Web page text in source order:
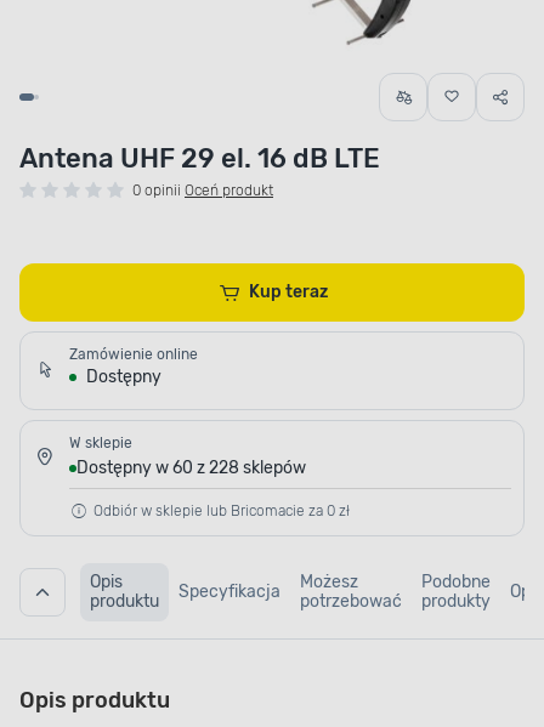
Antena UHF 29 el. 16 dB LTE
0 opinii Oceń produkt
Kup teraz
Zamówienie online
Dostępny
W sklepie
Dostępny w 60 z 228 sklepów
Odbiór w sklepie lub Bricomacie za 0 zł
Opis
produktu
Specyfikacja
Możesz
potrzebować
Podobne
produkty
Opis produktu